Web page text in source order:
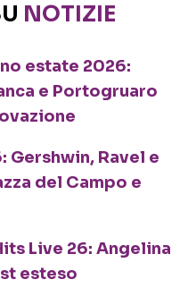
NOTIZIE
estate 2026:
e Portogruaro
Gershwin, Ravel e
del Campo e
Live 26: Angelina
esteso